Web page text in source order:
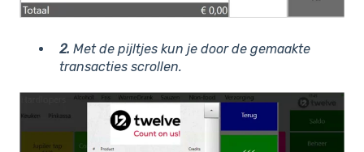
2. Met de pijltjes kun je door de gemaakte
transacties scrollen.